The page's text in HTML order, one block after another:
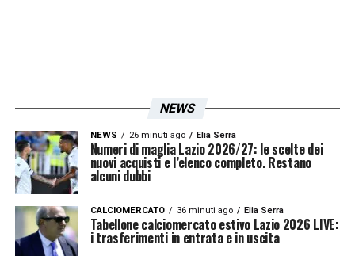
dalle parole del presidente e null’altro. Nel
calcio i contratti non servono a niente,
possono averne anche uno da 10 anni, ma
se non sono in sintonia vado via e
viceversa».
NEWS
NEWS 26 minuti ago Elia Serra
Numeri di maglia Lazio 2026/27: le scelte dei
nuovi acquisti e l’elenco completo. Restano
alcuni dubbi
CALCIOMERCATO 36 minuti ago Elia Serra
Tabellone calciomercato estivo Lazio 2026 LIVE:
i trasferimenti in entrata e in uscita